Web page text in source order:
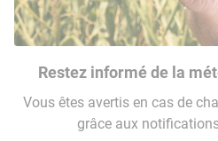
Restez informé de la
Vous êtes avertis en cas de
grâce aux